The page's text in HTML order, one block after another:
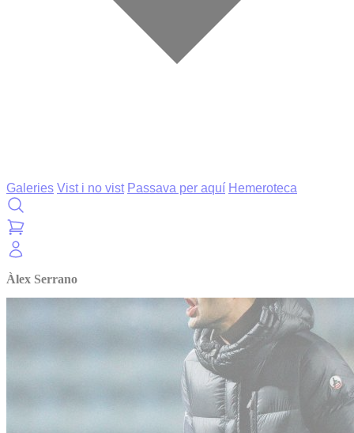
Galeries Vist i no vist Passava per aquí Hemeroteca
Àlex Serrano